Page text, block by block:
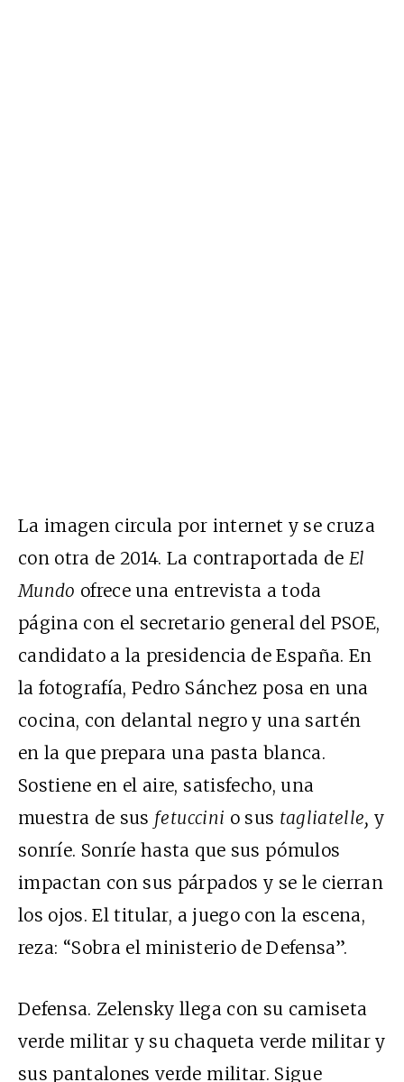
La imagen circula por internet y se cruza
con otra de 2014. La contraportada de El
Mundo ofrece una entrevista a toda
página con el secretario general del PSOE,
candidato a la presidencia de España. En
la fotografía, Pedro Sánchez posa en una
cocina, con delantal negro y una sartén
en la que prepara una pasta blanca.
Sostiene en el aire, satisfecho, una
muestra de sus fetuccini o sus tagliatelle,y
sonríe. Sonríe hasta que sus pómulos
impactan con sus párpados y se le cierran
los ojos. El titular, a juego con la escena,
reza: “Sobra el ministerio de Defensa”.
Defensa. Zelensky llega con su camiseta
verde militar y su chaqueta verde militar y
sus pantalones verde militar. Sigue